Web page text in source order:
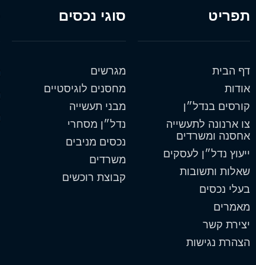
תפריט
דף הבית
אודות
קורסים בנדל״ן
צו ארנונה לתעשייה
אחסנה ומשרדים
ייעוץ נדל״ן לעסקים
שאלות ותשובות
בעלי נכסים
מאמרים
יצירת קשר
הצהרת נגישות
סוגי נכסים
מגרשים
מחסנים לוגיסטיים
מבני תעשייה
נדל״ן מסחרי
נכסים מניבים
משרדים
קבוצת רוכשים